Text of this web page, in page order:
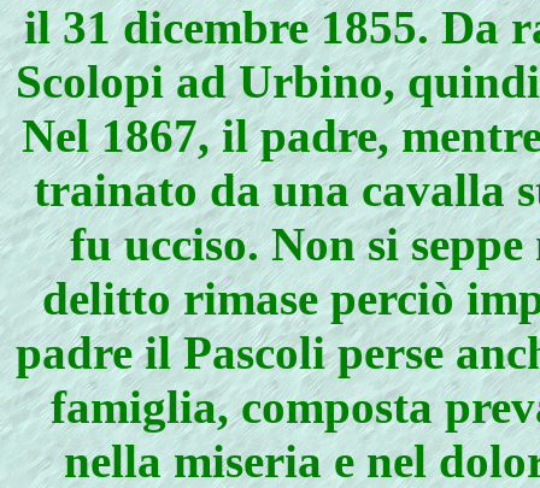
il 31 dicembre 1855. Da
Scolopi ad Urbino,
Nel 1867, il padre,
trainato da una cavalla
fu ucciso. Non si
delitto rimase perciò
padre il Pascoli perse
famiglia, composta
nella miseria e nel